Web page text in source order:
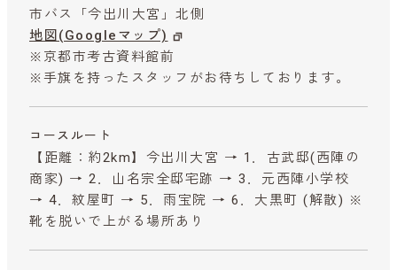
市バス「今出川大宮」北側
地図(Googleマップ)
※京都市考古資料館前
※手旗を持ったスタッフがお待ちしております。
コースルート
【距離：約2km】今出川大宮 → 1．古武邸(西陣の
商家) → 2．山名宗全邸宅跡 → 3．元西陣小学校
→ 4．紋屋町 → 5．雨宝院 → 6．大黒町 (解散) ※
靴を脱いで上がる場所あり